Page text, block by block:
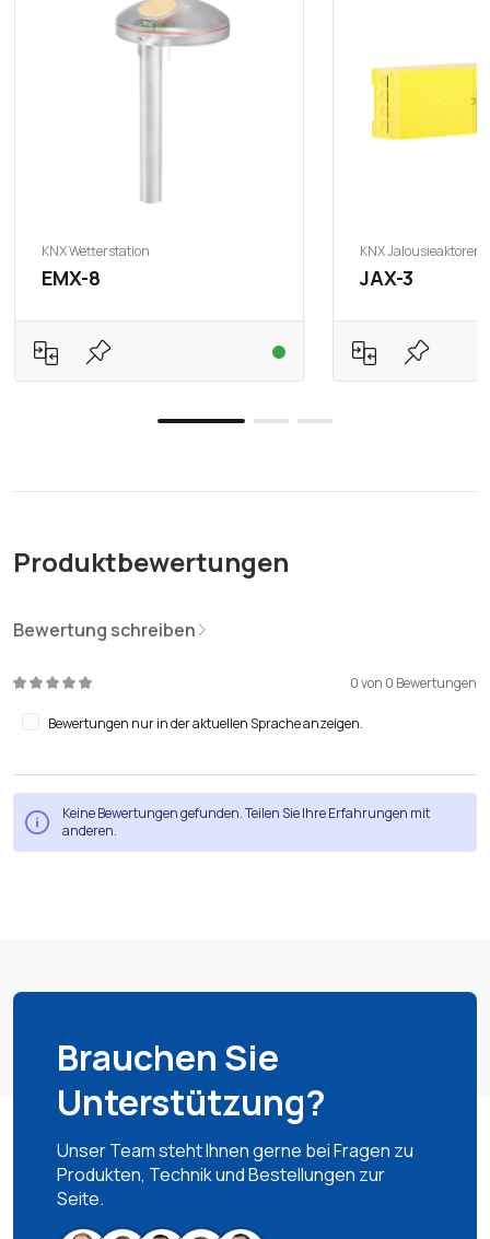
KNX Wetterstation
EMX-8
KNX Jalousieaktoren
JAX-3
Produktbewertungen
Bewertung schreiben
0 von 0 Bewertungen
Bewertungen nur in der aktuellen Sprache anzeigen.
Keine Bewertungen gefunden. Teilen Sie Ihre Erfahrungen mit
anderen.
Brauchen Sie
Unterstützung?
Unser Team steht Ihnen gerne bei Fragen zu
Produkten, Technik und Bestellungen zur
Seite.